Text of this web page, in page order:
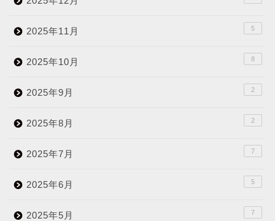
2025年11月 5
2025年10月 8
2025年9月 2
2025年8月 2
2025年7月 7
2025年6月 5
2025年5月 7